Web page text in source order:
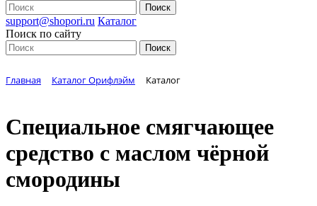
support@shopori.ru Каталог
Поиск по сайту
Главная Каталог Орифлэйм Каталог
Специальное смягчающее
средство с маслом чёрной
смородины